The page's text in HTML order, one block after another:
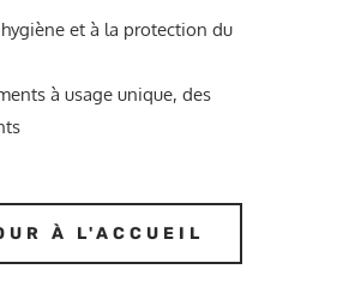
et à la protection du
à usage unique, des
À L'ACCUEIL